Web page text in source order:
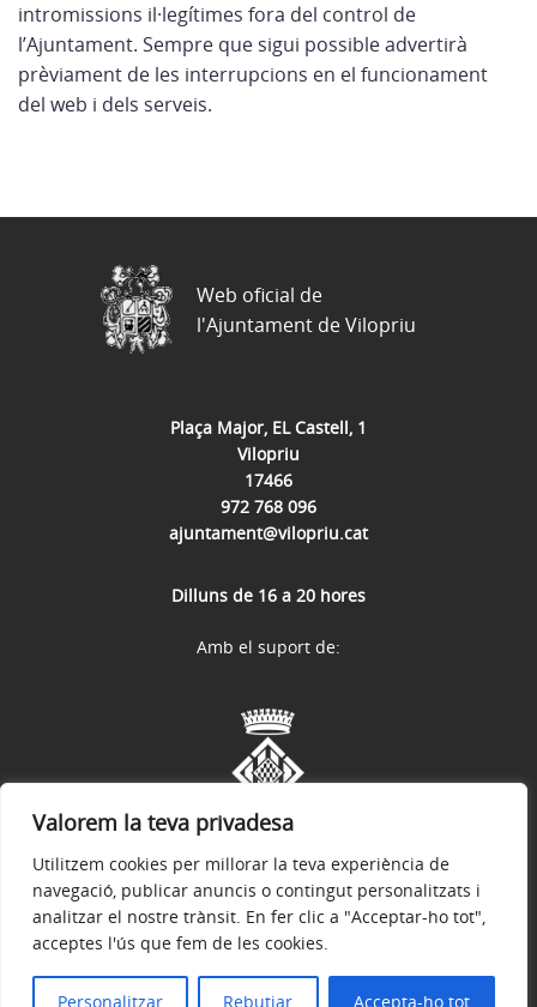
Valorem la teva privadesa
Utilitzem cookies per millorar la teva experiència de
navegació, publicar anuncis o contingut personalitzats i
analitzar el nostre trànsit. En fer clic a "Acceptar-ho tot",
acceptes l'ús que fem de les cookies.
Personalitzar Rebutjar Accepta-ho tot
intromissions il·legítimes fora del control de
l’Ajuntament. Sempre que sigui possible advertirà
prèviament de les interrupcions en el funcionament
del web i dels serveis.
Plaça Major, EL Castell, 1
Vilopriu
17466
972 768 096
ajuntament@vilopriu.cat
Dilluns de 16 a 20 hores
Web oficial de
l'Ajuntament de Vilopriu
Avís legal Política de privacitat
© 2026
Amb el suport de: